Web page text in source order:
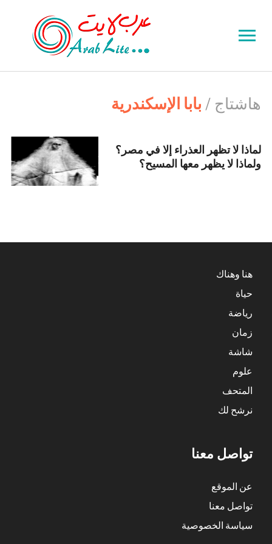
Toggle
navigationهاشتاج / بابا الإسكندرية
لماذا لا تظهر العذراء إلا في مصر؟
ولماذا لا يظهر معها المسيح؟
هنا وهناك
حياة
رياضة
زمان
شاشة
علوم
المتحف
نرشح لك
تواصل معنا
عن الموقع
تواصل معنا
سياسة الخصوصية